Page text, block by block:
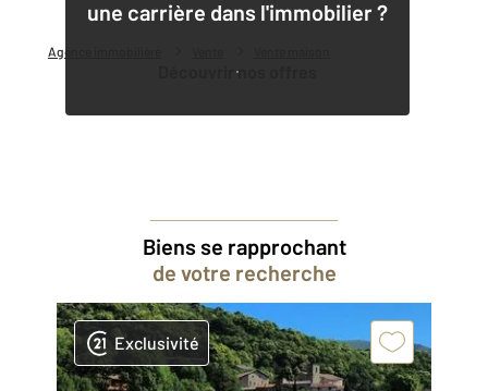
Agence immobilière
une carrière dans l'immobilier ?
Découvrir nos offres
Biens se rapprochant
de votre recherche
Exclusivité